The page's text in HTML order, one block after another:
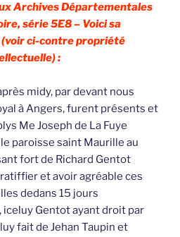
Archives Départementales
série 5E8 – Voici sa
ci-contre propriété
:
midy, par devant nous
à Angers, furent présents et
Me Joseph de La Fuye
paroisse saint Maurille au
fort de Richard Gentot
et avoir agréable ces
dedans 15 jours
Gentot ayant droit par
fait de Jehan Taupin et